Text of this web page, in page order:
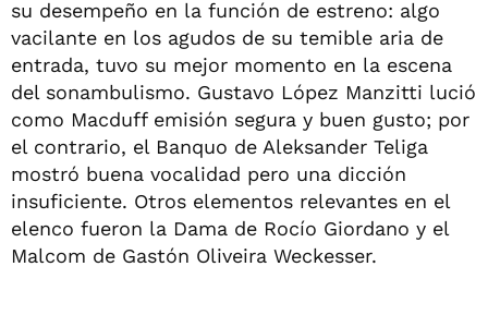
su desempeño en la función de estreno: algo
vacilante en los agudos de su temible aria de
entrada, tuvo su mejor momento en la escena
del sonambulismo. Gustavo López Manzitti lució
como Macduff emisión segura y buen gusto; por
el contrario, el Banquo de Aleksander Teliga
mostró buena vocalidad pero una dicción
insuficiente. Otros elementos relevantes en el
elenco fueron la Dama de Rocío Giordano y el
Malcom de Gastón Oliveira Weckesser.